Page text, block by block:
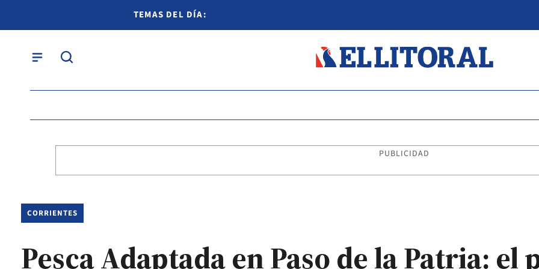
TEMAS DEL DÍA:
PUBLICIDAD
CORRIENTES
Pesca Adaptada en Paso de la Patria: